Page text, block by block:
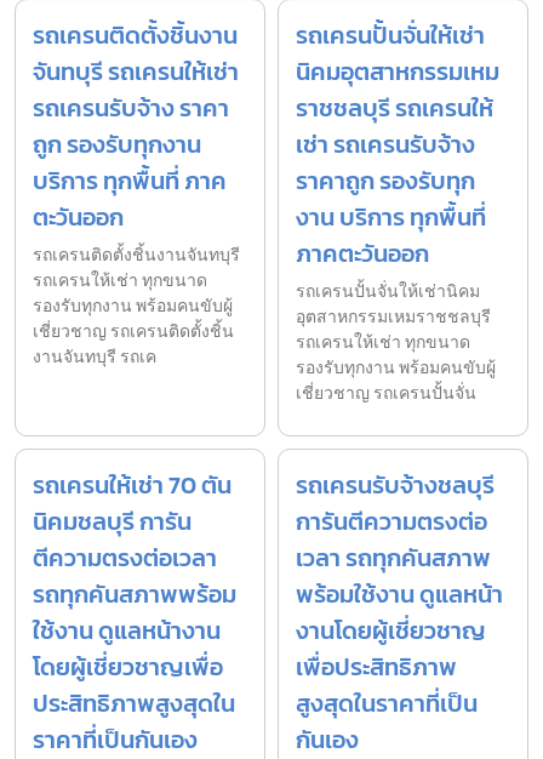
รถเครนติดตั้งชิ้นงาน
จันทบุรี รถเครนให้เช่า
รถเครนรับจ้าง ราคา
ถูก รองรับทุกงาน
บริการ ทุกพื้นที่ ภาค
ตะวันออก
รถเครนติดตั้งชิ้นงานจันทบุรี
รถเครนให้เช่า ทุกขนาด
รองรับทุกงาน พร้อมคนขับผู้
เชี่ยวชาญ รถเครนติดตั้งชิ้น
งานจันทบุรี รถเค
รถเครนปั้นจั่นให้เช่า
นิคมอุตสาหกรรมเหม
ราชชลบุรี รถเครนให้
เช่า รถเครนรับจ้าง
ราคาถูก รองรับทุก
งาน บริการ ทุกพื้นที่
ภาคตะวันออก
รถเครนปั้นจั่นให้เช่านิคม
อุตสาหกรรมเหมราชชลบุรี
รถเครนให้เช่า ทุกขนาด
รองรับทุกงาน พร้อมคนขับผู้
เชี่ยวชาญ รถเครนปั้นจั่น
รถเครนให้เช่า 70 ตัน
นิคมชลบุรี การัน
ตีความตรงต่อเวลา
รถทุกคันสภาพพร้อม
ใช้งาน ดูแลหน้างาน
โดยผู้เชี่ยวชาญเพื่อ
ประสิทธิภาพสูงสุดใน
ราคาที่เป็นกันเอง
รถเครนรับจ้างชลบุรี
การันตีความตรงต่อ
เวลา รถทุกคันสภาพ
พร้อมใช้งาน ดูแลหน้า
งานโดยผู้เชี่ยวชาญ
เพื่อประสิทธิภาพ
สูงสุดในราคาที่เป็น
กันเอง